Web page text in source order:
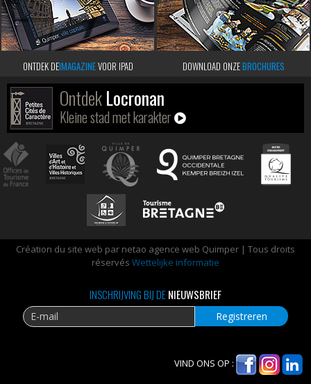
ONTDEK DEIMAGAZINEVOOR IPAD DOWNLOAD ONZEBROCHURES
OntdekLocronan
Kleine stad met karakter
Création du site web par netao agence web Quimper | Tous droits
réservés Wettelijke informatie
INSCHRIJVING BIJ DENIEUWSBRIEF
VIND ONS OP :